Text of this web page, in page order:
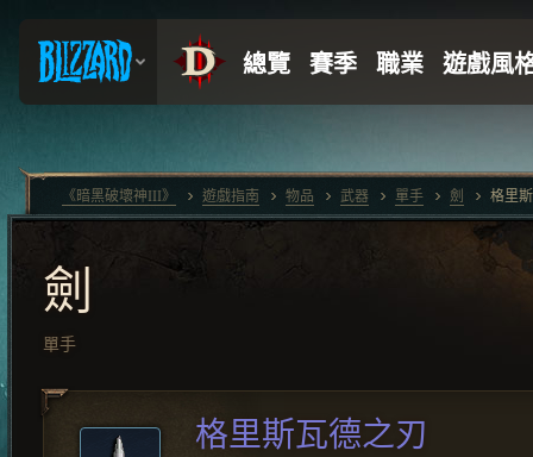
劍
單手
格里斯瓦德之刃
《暗黑破壞神III》 遊戲指南 物品 武器 單手 劍 格里